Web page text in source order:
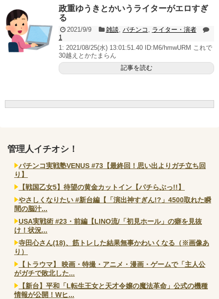
AngelBeats!とかいうクソアニメの思い出ｗｗｗ
Powered by livedoor 相互RSS
政重ゆうきとかいうライターがエロすぎ
る
2021/9/9 雑談 パチンコ
ライター・演者
1
1: 2021/08/25(水) 13:01:51.40 ID:M6/hmwURM これで
30越えとかたまらん
記事を読む
管理人イチオシ！
パチンコ実戦塾VENUS #73【最終回！思い出よりガチ立ち回
り】
【戦国乙女5】待望の黄金カットイン【パチらぶっ!!】
やさしくなりたい #新台編【「演出神すぎん!?」4500取れた瞬
間の脳汁...
USA実戦術 #23・前編【LINO流/「初見ホール」の癖を見抜
け！状況...
寺田心さん(18)、筋トレした結果無事かわいくなる（※画像あ
り）
【トラウマ】 映画・特撮・アニメ・漫画・ゲームで「主人公
がガチで敗北した...
【新台】平和「L転生王女と天才令嬢の魔法革命」公式の機種
情報が公開！Wヒ...